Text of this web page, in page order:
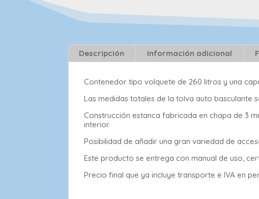
Descripción Información adicional
Contenedor tipo volquete de 260 litros y una
Las medidas totales de la tolva auto basculante
Construcción estanca fabricada en chapa de 3
interior.
Posibilidad de añadir una gran variedad de
Este producto se entrega con manual de uso,
Precio final que ya incluye transporte e IVA en